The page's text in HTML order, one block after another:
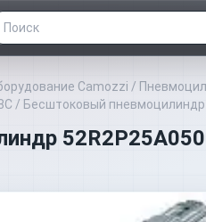
Camozzi /
/ Бесштоковый пневмоцилиндр